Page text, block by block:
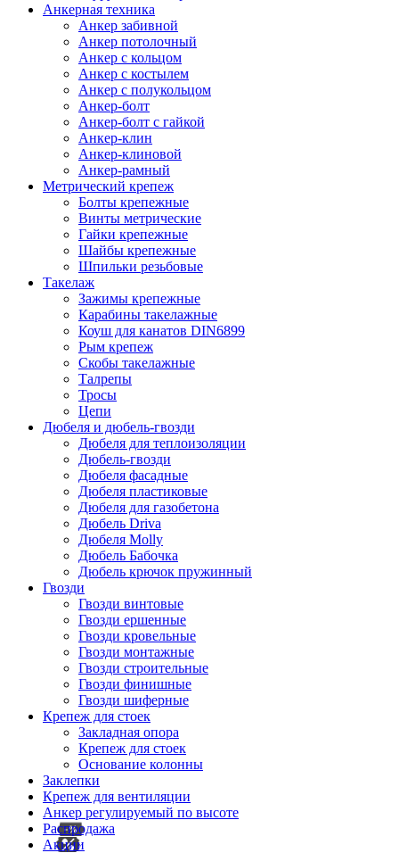
Анкерная техника
Анкер забивной
Анкер потолочный
Анкер с кольцом
Анкер с костылем
Анкер с полукольцом
Анкер-болт
Анкер-болт с гайкой
Анкер-клин
Анкер-клиновой
Анкер-рамный
Метрический крепеж
Болты крепежные
Винты метрические
Гайки крепежные
Шайбы крепежные
Шпильки резьбовые
Такелаж
Зажимы крепежные
Карабины такелажные
Коуш для канатов DIN6899
Рым крепеж
Скобы такелажные
Талрепы
Тросы
Цепи
Дюбеля и дюбель-гвозди
Дюбеля для теплоизоляции
Дюбель-гвозди
Дюбеля фасадные
Дюбеля пластиковые
Дюбеля для газобетона
Дюбель Driva
Дюбеля Molly
Дюбель Бабочка
Дюбель крючок пружинный
Гвозди
Гвозди винтовые
Гвозди ершенные
Гвозди кровельные
Гвозди монтажные
Гвозди строительные
Гвозди финишные
Гвозди шиферные
Крепеж для стоек
Закладная опора
Крепеж для стоек
Основание колонны
Заклепки
Крепеж для вентиляции
Анкер регулируемый по высоте
Распродажа
Акции